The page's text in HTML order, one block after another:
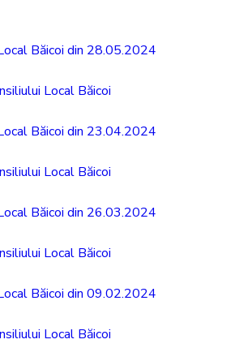
Băicoi din 28.05.2024
Local Băicoi
Băicoi din 23.04.2024
Local Băicoi
Băicoi din 26.03.2024
Local Băicoi
Băicoi din 09.02.2024
Local Băicoi